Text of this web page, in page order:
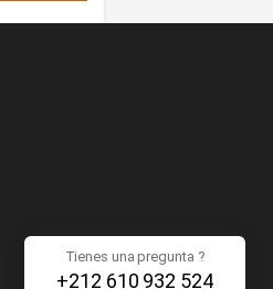
Tienes una pregunta ?
+212 610 932 524